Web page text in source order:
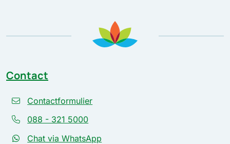
Contact
Contactformulier
088 - 321 5000
Chat via WhatsApp